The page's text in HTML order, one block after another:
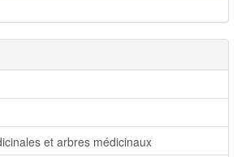
et arbres médicinaux